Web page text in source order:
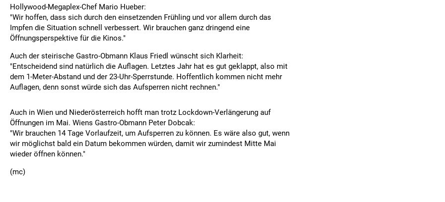
Hollywood-Megaplex-Chef Mario Hueber:
"Wir hoffen, dass sich durch den einsetzenden Frühling und vor allem durch das
Impfen die Situation schnell verbessert. Wir brauchen ganz dringend eine
Öffnungsperspektive für die Kinos."
Auch der steirische Gastro-Obmann Klaus Friedl wünscht sich Klarheit:
"Entscheidend sind natürlich die Auflagen. Letztes Jahr hat es gut geklappt, also mit
dem 1-Meter-Abstand und der 23-Uhr-Sperrstunde. Hoffentlich kommen nicht mehr
Auflagen, denn sonst würde sich das Aufsperren nicht rechnen."
Auch in Wien und Niederösterreich hofft man trotz Lockdown-Verlängerung auf
Öffnungen im Mai. Wiens Gastro-Obmann Peter Dobcak:
"Wir brauchen 14 Tage Vorlaufzeit, um Aufsperren zu können. Es wäre also gut, wenn
wir möglichst bald ein Datum bekommen würden, damit wir zumindest Mitte Mai
wieder öffnen können."
(mc)